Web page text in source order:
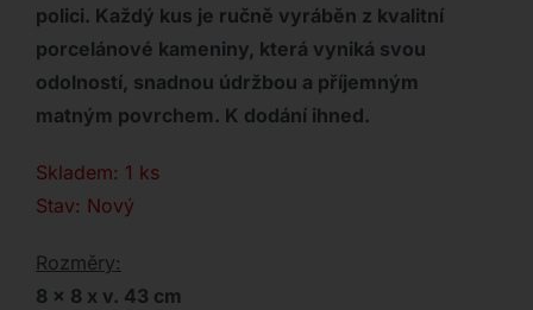
polici. Každý kus je ručně vyráběn z kvalitní
porcelánové kameniny, která vyniká svou
odolností, snadnou údržbou a příjemným
matným povrchem. K dodání ihned.
Skladem: 1 ks
Stav: Nový
Rozměry:
8 x 8 x v. 43 cm